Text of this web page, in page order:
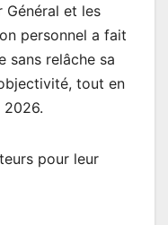
Général et les
personnel a fait
sans relâche sa
tout en
2026.
pour leur